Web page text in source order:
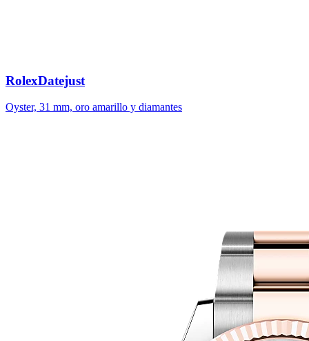
RolexDatejust
Oyster, 31 mm, oro amarillo y diamantes